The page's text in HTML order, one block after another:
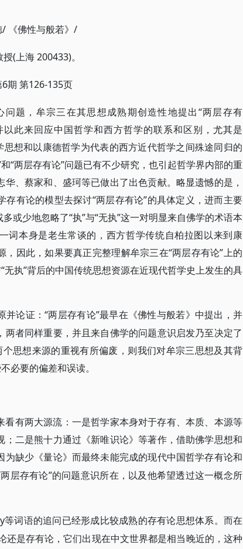
《佛性与般若》/
授(上海 200433)。
期 第126-135页
问题，牟宗三在其思想成熟期创造性地提出“两层存有
此来回应中国哲学和西方哲学的联系和区别，尤其是
想和以康德哲学为代表的西方近代哲学之间殊途同归的
“两层存有论”问题已有不少研究，也引起哲学界内部的重
、蔡家和、盛珂等已做出了出色贡献。略显遗憾的是，
有论的模型去探讨“两层存有论”的具体定义，进而主要
或少地忽略了“执”与“无执”这一对明显来自佛学的术语本
词本身是老生常谈的，西方哲学传统自柏拉图以来到康
因此，如果要真正完整理解牟宗三在“两层存有论”上的
执”背后的中国传统思想资源在近现代哲学史上发生的具
并论证：“两层存有论”最早在《佛性与般若》中提出，并
者同样重要，并且来自佛学的问题意识启发乃至决定了
个思想来源的重视有所偏废，则我们对牟宗三思想及其背
必要的偏差和误读。
有两大源流：一是哲学家本身对于存有、本质、本源等
；二是熊十力通过《新唯识论》等著作，借助佛学思想和
缺少《量论》而最终未能完成的现代中国哲学存有论和
两层存有论”的问题意识所在，以及他希望透过这一概念所
词语的追问已经形成比较成熟的存有论思想体系。而在
是存有论，它们出现在中文世界都是相当晚近的，这种